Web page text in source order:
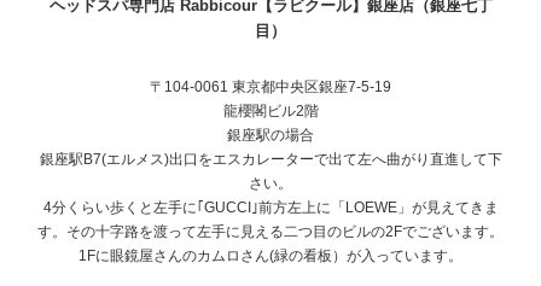
※Approx. 120 minutes from arrival to
departure.
ヘッドスパ専門店 Rabbicour【ラビクール】銀座店（銀座七丁
目）
〒104-0061 東京都中央区銀座7-5-19
龍櫻閣ビル2階
銀座駅の場合
銀座駅B7(エルメス)出口をエスカレーターで出て左へ曲がり直進して下
さい。
4分くらい歩くと左手に｢GUCCI｣前方左上に「LOEWE」が見えてきま
す。その十字路を渡って左手に見える二つ目のビルの2Fでございます。
1Fに眼鏡屋さんのカムロさん(緑の看板）が入っています。